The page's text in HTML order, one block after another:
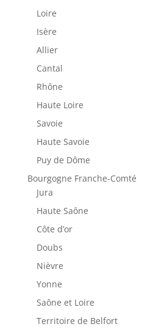
Loire
Isère
Allier
Cantal
Rhône
Haute Loire
Savoie
Haute Savoie
Puy de Dôme
Bourgogne Franche-Comté
Jura
Haute Saône
Côte d’or
Doubs
Nièvre
Yonne
Saône et Loire
Territoire de Belfort